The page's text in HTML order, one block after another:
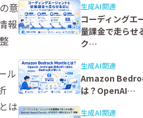
意
報
ル
は
生成AI関連
コーディングエ
量課金で走らせ
ク…
生成AI関連
Amazon
は？OpenAI…
生成AI関連